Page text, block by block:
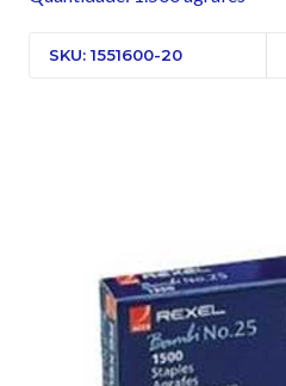
SKU: 1551600-20